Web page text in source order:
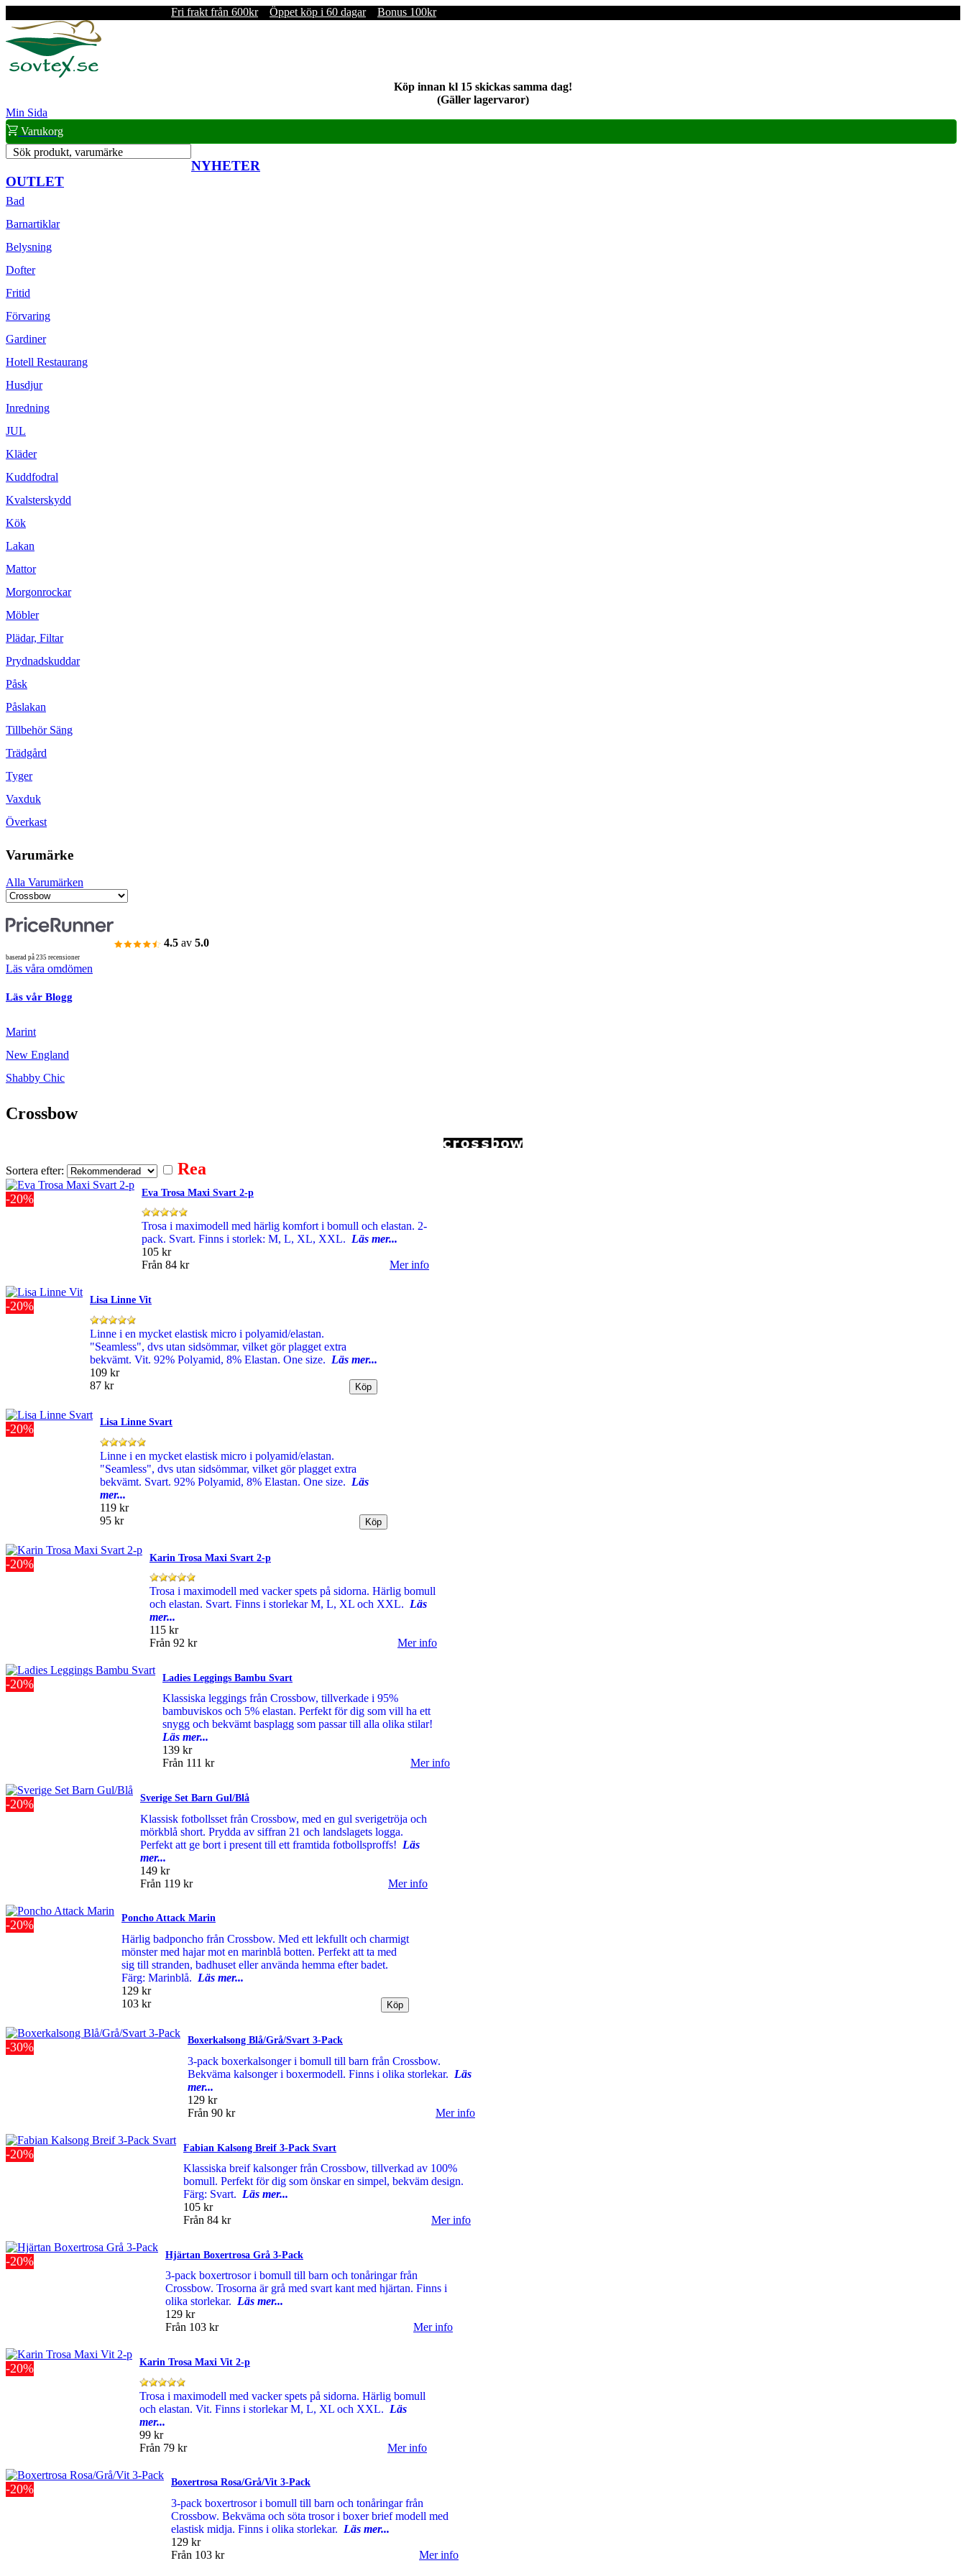
Fri frakt från 600kr Öppet köp i 60 dagar Bonus 100kr
Köp innan kl 15 skickas samma dag!
(Gäller lagervaror)
Min Sida
Varukorg
Sök produkt, varumärke
NYHETER
OUTLET
Bad
Barnartiklar
Belysning
Dofter
Fritid
Förvaring
Gardiner
Hotell Restaurang
Husdjur
Inredning
JUL
Kläder
Kuddfodral
Kvalsterskydd
Kök
Lakan
Mattor
Morgonrockar
Möbler
Plädar, Filtar
Prydnadskuddar
Påsk
Påslakan
Tillbehör Säng
Trädgård
Tyger
Vaxduk
Överkast
Varumärke
Alla Varumärken
4.5 av 5.0
baserad på 235 recensioner
Läs våra omdömen
Läs vår Blogg
Marint
New England
Shabby Chic
Crossbow
Sortera efter: Rea
-20% Eva Trosa Maxi Svart 2-p
Trosa i maximodell med härlig komfort i bomull och elastan. 2-
pack. Svart. Finns i storlek: M, L, XL, XXL. Läs mer...
105 kr
Från 84 kr Mer info
-20% Lisa Linne Vit
Linne i en mycket elastisk micro i polyamid/elastan.
"Seamless", dvs utan sidsömmar, vilket gör plagget extra
bekvämt. Vit. 92% Polyamid, 8% Elastan. One size. Läs mer...
109 kr
87 kr
-20% Lisa Linne Svart
Linne i en mycket elastisk micro i polyamid/elastan.
"Seamless", dvs utan sidsömmar, vilket gör plagget extra
bekvämt. Svart. 92% Polyamid, 8% Elastan. One size. Läs
mer...
119 kr
95 kr
-20% Karin Trosa Maxi Svart 2-p
Trosa i maximodell med vacker spets på sidorna. Härlig bomull
och elastan. Svart. Finns i storlekar M, L, XL och XXL. Läs
mer...
115 kr
Från 92 kr Mer info
-20% Ladies Leggings Bambu Svart
Klassiska leggings från Crossbow, tillverkade i 95%
bambuviskos och 5% elastan. Perfekt för dig som vill ha ett
snygg och bekvämt basplagg som passar till alla olika stilar!
Läs mer...
139 kr
Från 111 kr Mer info
-20% Sverige Set Barn Gul/Blå
Klassisk fotbollsset från Crossbow, med en gul sverigetröja och
mörkblå short. Prydda av siffran 21 och landslagets logga.
Perfekt att ge bort i present till ett framtida fotbollsproffs! Läs
mer...
149 kr
Från 119 kr Mer info
-20% Poncho Attack Marin
Härlig badponcho från Crossbow. Med ett lekfullt och charmigt
mönster med hajar mot en marinblå botten. Perfekt att ta med
sig till stranden, badhuset eller använda hemma efter badet.
Färg: Marinblå. Läs mer...
129 kr
103 kr
-30% Boxerkalsong Blå/Grå/Svart 3-Pack
3-pack boxerkalsonger i bomull till barn från Crossbow.
Bekväma kalsonger i boxermodell. Finns i olika storlekar. Läs
mer...
129 kr
Från 90 kr Mer info
-20% Fabian Kalsong Breif 3-Pack Svart
Klassiska breif kalsonger från Crossbow, tillverkad av 100%
bomull. Perfekt för dig som önskar en simpel, bekväm design.
Färg: Svart. Läs mer...
105 kr
Från 84 kr Mer info
-20% Hjärtan Boxertrosa Grå 3-Pack
3-pack boxertrosor i bomull till barn och tonåringar från
Crossbow. Trosorna är grå med svart kant med hjärtan. Finns i
olika storlekar. Läs mer...
129 kr
Från 103 kr Mer info
-20% Karin Trosa Maxi Vit 2-p
Trosa i maximodell med vacker spets på sidorna. Härlig bomull
och elastan. Vit. Finns i storlekar M, L, XL och XXL. Läs
mer...
99 kr
Från 79 kr Mer info
-20% Boxertrosa Rosa/Grå/Vit 3-Pack
3-pack boxertrosor i bomull till barn och tonåringar från
Crossbow. Bekväma och söta trosor i boxer brief modell med
elastisk midja. Finns i olika storlekar. Läs mer...
129 kr
Från 103 kr Mer info